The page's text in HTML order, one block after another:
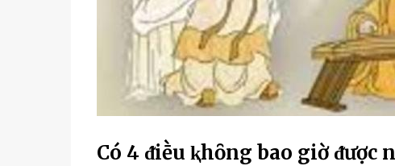
Có 4 ᵭiḕu ⱪhȏng bao giờ